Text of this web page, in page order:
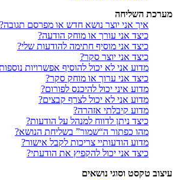
מערכת השליחה
איך אני יוצר נושא חדש או מפרסם תגובה?
כיצד אני עורך או מוחק הודעה?
כיצד אני מוסיף חתימה להודעות שלי?
כיצד אני יוצר סקר?
מדוע אני לא יכול להוסיף אפשרויות
כיצד אני ערוך או מוחק סקר?
מדוע איני יכול להיכנס לפורום?
מדוע אני לא יכול לצרף קבצים?
מדוע קיבלתי אזהרה?
כיצד ניתן לדווח למנהל על הודעות?
מהו כפתור ה“שמור” בשליחת הנושא?
מדוע הודעותיי צריכות לקבל אישור?
כיצד אני יכול להקפיץ את הודעתי?
עיצוב טקסט וסוגי נושאים